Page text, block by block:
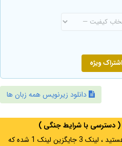
ویژه
دانلود زیرنویس همه زبان ها
( دسترسی با شرایط جنگی )
اگر از ایران به آدرس مخفی متصل هستید ، لینک 3 جایگزین لینک 1 شده که